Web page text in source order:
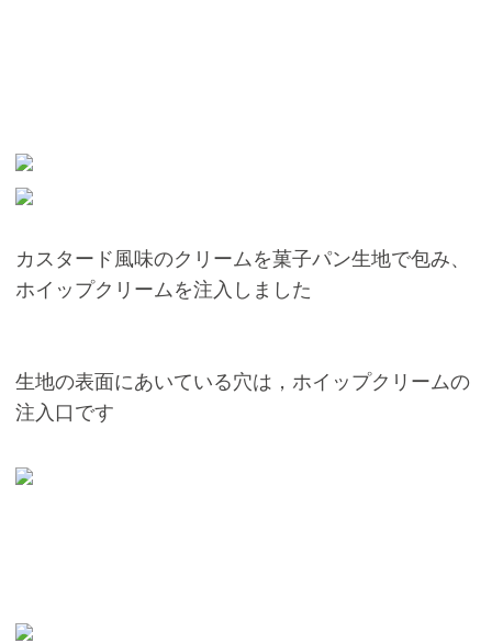
カスタード風味のクリームを菓子パン生地で包み、
ホイップクリームを注入しました
生地の表面にあいている穴は，ホイップクリームの
注入口です